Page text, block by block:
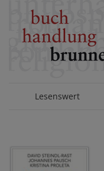
Lesenswert